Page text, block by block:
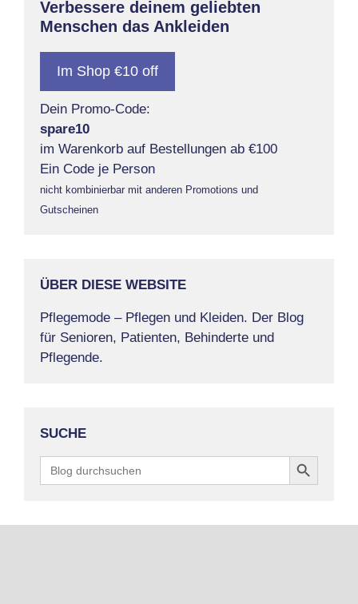
Verbessere deinem geliebten
Menschen das Ankleiden
Im Shop €10 off
Dein Promo-Code:
spare10
im Warenkorb auf Bestellungen ab €100
Ein Code je Person
nicht kombinierbar mit anderen Promotions und
Gutscheinen
ÜBER DIESE WEBSITE
Pflegemode – Pflegen und Kleiden. Der Blog
für Senioren, Patienten, Behinderte und
Pflegende.
SUCHE
Search
for:
Search Button